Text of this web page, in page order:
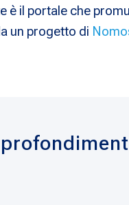
è il portale che
un progetto di